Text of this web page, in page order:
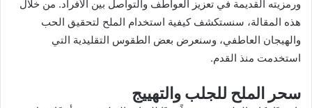
ورمزيته القديمة في تعزيز العواطف والتواصل بين الأفراد. من خلال
هذه المقالة، سنستكشف كيفية استخدام الملح لتحقيق الحب
والهيجان العاطفي، وسنعرض بعض الطقوس التقليدية التي
استخدمت منذ القدم.
سحر الملح للجلب والتهييج